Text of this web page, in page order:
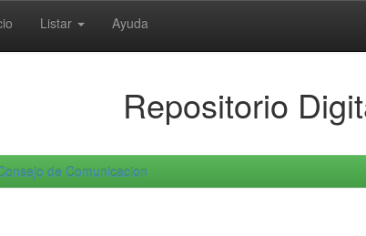
Listar Ayuda
Repositorio
de Comunicacion